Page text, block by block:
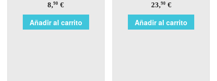
8,90 €
Añadir al carrito
23,90€
Añadir al carrito